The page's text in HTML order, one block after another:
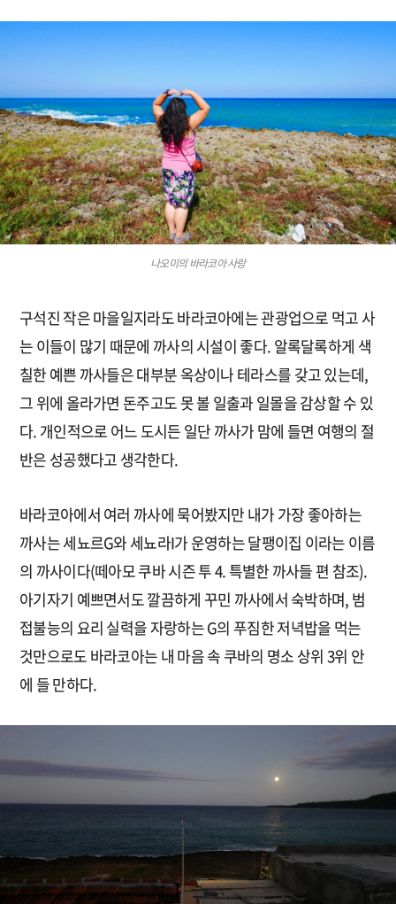
나오미의 바라코아 사랑
구석진 작은 마을일지라도 바라코아에는 관광업으로 먹고 사
는 이들이 많기 때문에 까사의 시설이 좋다. 알록달록하게 색
칠한 예쁜 까사들은 대부분 옥상이나 테라스를 갖고 있는데,
그 위에 올라가면 돈주고도 못 볼 일출과 일몰을 감상할 수 있
다. 개인적으로 어느 도시든 일단 까사가 맘에 들면 여행의 절
반은 성공했다고 생각한다.
바라코아에서 여러 까사에 묵어봤지만 내가 가장 좋아하는
까사는 세뇨르G와 세뇨라I가 운영하는 달팽이집 이라는 이름
의 까사이다(떼아모 쿠바 시즌 투 4. 특별한 까사들 편 참조).
아기자기 예쁘면서도 깔끔하게 꾸민 까사에서 숙박하며, 범
접불능의 요리 실력을 자랑하는 G의 푸짐한 저녁밥을 먹는
것만으로도 바라코아는 내 마음 속 쿠바의 명소 상위 3위 안
에 들 만하다.